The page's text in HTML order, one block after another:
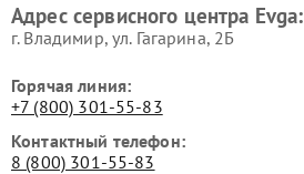
Адрес сервисного центра Evga:
г. Владимир, ул. Гагарина, 2Б
Горячая линия:
+7 (800) 301-55-83
Контактный телефон:
8 (800) 301-55-83